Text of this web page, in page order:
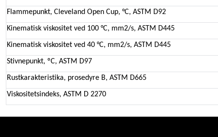
Flammepunkt, Cleveland Open Cup, °C, ASTM D92
Kinematisk viskositet ved 100 °C, mm2/s, ASTM D445
Kinematisk viskositet ved 40 °C, mm2/s, ASTM D445
Stivnepunkt, ºC, ASTM D97
Rustkarakteristika, prosedyre B, ASTM D665
Viskositetsindeks, ASTM D 2270